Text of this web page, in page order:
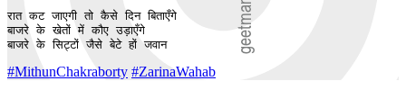
रात कट जाएगी तो कैसे दिन बिताएँगे
बाजरे के खेतों में कौए उड़ाएँगे
बाजरे के सिट्टों जैसे बेटे हों जवान
#MithunChakraborty #ZarinaWahab